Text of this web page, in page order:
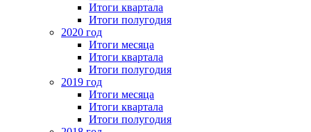
Итоги квартала
Итоги полугодия
2020 год
Итоги месяца
Итоги квартала
Итоги полугодия
2019 год
Итоги месяца
Итоги квартала
Итоги полугодия